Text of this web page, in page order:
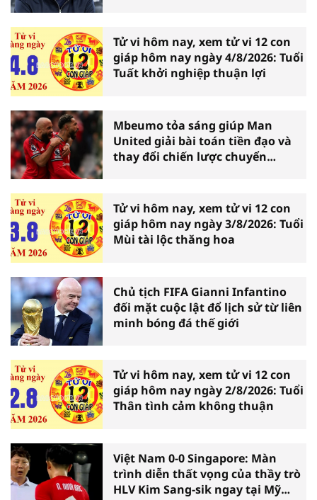
Tử vi hôm nay, xem tử vi 12 con
giáp hôm nay ngày 4/8/2026: Tuổi
Tuất khởi nghiệp thuận lợi
Mbeumo tỏa sáng giúp Man
United giải bài toán tiền đạo và
thay đổi chiến lược chuyển
Tử vi hôm nay, xem tử vi 12 con
giáp hôm nay ngày 3/8/2026: Tuổi
Mùi tài lộc thăng hoa
Chủ tịch FIFA Gianni Infantino
đối mặt cuộc lật đổ lịch sử từ liên
minh bóng đá thế giới
Tử vi hôm nay, xem tử vi 12 con
giáp hôm nay ngày 2/8/2026: Tuổi
Thân tình cảm không thuận
Việt Nam 0-0 Singapore: Màn
trình diễn thất vọng của thầy trò
HLV Kim Sang-sik ngay tại Mỹ